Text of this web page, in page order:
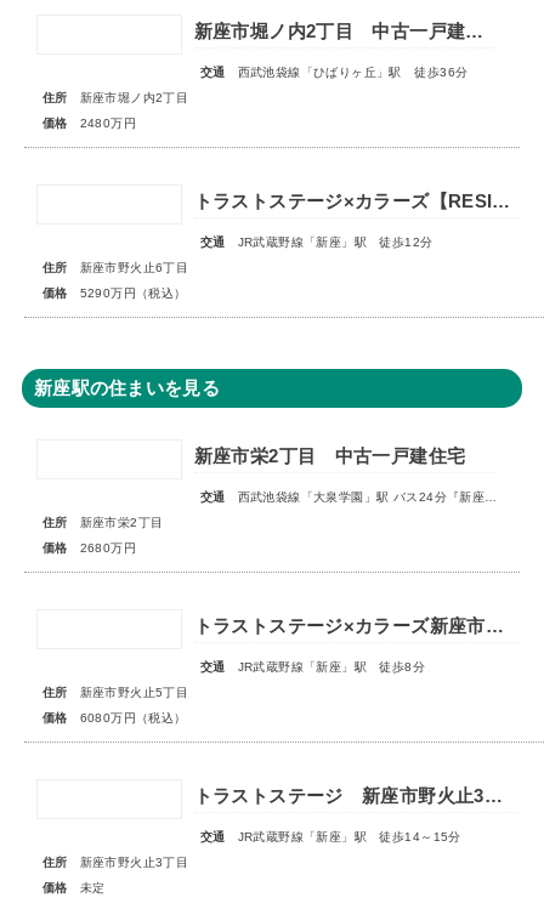
新座市堀ノ内2丁目 中古一戸建住宅
交通
西武池袋線「ひばりヶ丘」駅 徒歩36分
住所
新座市堀ノ内2丁目
価格
2480万円
トラストステージ×カラーズ【RESIDENCE】新座市野火止6丁目53期 ★限定1棟 販売開始★
交通
JR武蔵野線「新座」駅 徒歩12分
住所
新座市野火止6丁目
価格
5290万円（税込）
新座駅の住まいを見る
新座市栄2丁目 中古一戸建住宅
交通
西武池袋線「大泉学園」駅 バス24分『新座栄』停歩3分
住所
新座市栄2丁目
価格
2680万円
トラストステージ×カラーズ新座市野火止5丁目46期 全12棟◆最終１棟◆
交通
JR武蔵野線「新座」駅 徒歩8分
住所
新座市野火止5丁目
価格
6080万円（税込）
トラストステージ 新座市野火止3丁目55期 全15区画■第一期分譲 販売予告■
交通
JR武蔵野線「新座」駅 徒歩14～15分
住所
新座市野火止3丁目
価格
未定